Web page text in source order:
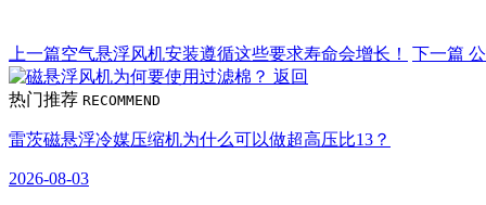
上一篇空气悬浮风机安装遵循这些要求寿命会增长！ 下一篇
返回
热门推荐 RECOMMEND
雷茨磁悬浮冷媒压缩机为什么可以做超高压比13？
2026-08-03